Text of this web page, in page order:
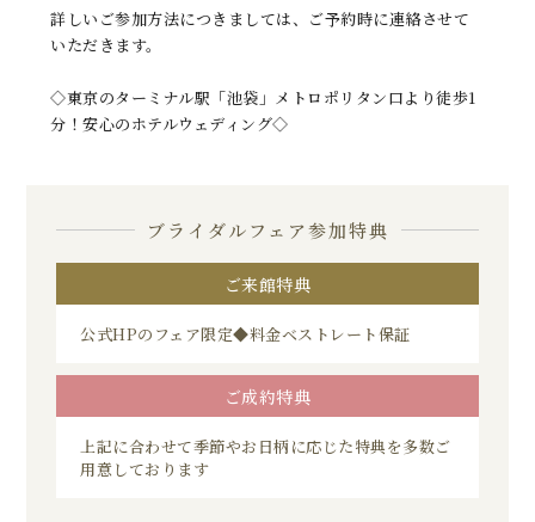
詳しいご参加方法につきましては、ご予約時に連絡させて
いただきます。
◇東京のターミナル駅「池袋」メトロポリタン口より徒歩1
分！安心のホテルウェディング◇
ブライダルフェア参加特典
ご来館特典
公式HPのフェア限定◆料金ベストレート保証
ご成約特典
上記に合わせて季節やお日柄に応じた特典を多数ご
用意しております